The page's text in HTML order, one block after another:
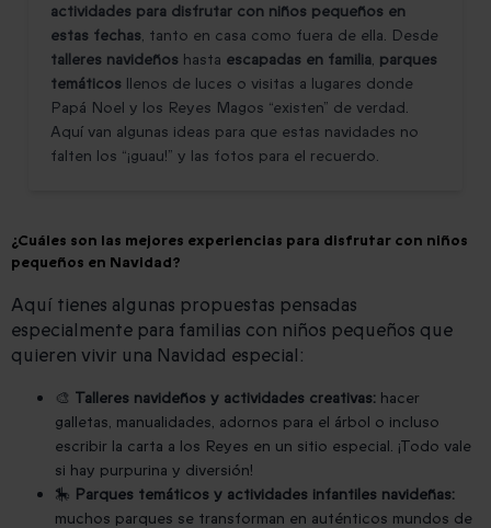
actividades para disfrutar con niños pequeños en
estas fechas, tanto en casa como fuera de ella. Desde
talleres navideños hasta escapadas en familia, parques
temáticos llenos de luces o visitas a lugares donde
Papá Noel y los Reyes Magos “existen” de verdad.
Aquí van algunas ideas para que estas navidades no
falten los “¡guau!” y las fotos para el recuerdo.
¿Cuáles son las mejores experiencias para disfrutar con niños
pequeños en Navidad?
Aquí tienes algunas propuestas pensadas
especialmente para familias con niños pequeños que
quieren vivir una Navidad especial:
🎨 Talleres navideños y actividades creativas: hacer
galletas, manualidades, adornos para el árbol o incluso
escribir la carta a los Reyes en un sitio especial. ¡Todo vale
si hay purpurina y diversión!
🎠 Parques temáticos y actividades infantiles navideñas:
muchos parques se transforman en auténticos mundos de